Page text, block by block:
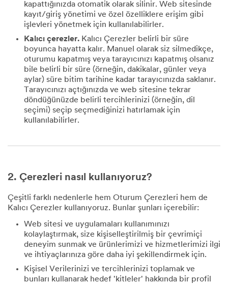
kapattığınızda otomatik olarak silinir. Web sitesinde
kayıt/giriş yönetimi ve özel özelliklere erişim gibi
işlevleri yönetmek için kullanılabilirler.
Kalıcı çerezler. Kalıcı Çerezler belirli bir süre
boyunca hayatta kalır. Manuel olarak siz silmedikçe,
oturumu kapatmış veya tarayıcınızı kapatmış olsanız
bile belirli bir süre (örneğin, dakikalar, günler veya
aylar) süre bitim tarihine kadar tarayıcınızda saklanır.
Tarayıcınızı açtığınızda ve web sitesine tekrar
döndüğünüzde belirli tercihlerinizi (örneğin, dil
seçimi) seçip seçmediğinizi hatırlamak için
kullanılabilirler.
2. Çerezleri nasıl kullanıyoruz?
Çeşitli farklı nedenlerle hem Oturum Çerezleri hem de
Kalıcı Çerezler kullanıyoruz. Bunlar şunları içerebilir:
Web sitesi ve uygulamaları kullanımınızı
kolaylaştırmak, size kişiselleştirilmiş bir çevrimiçi
deneyim sunmak ve ürünlerimizi ve hizmetlerimizi ilgi
ve ihtiyaçlarınıza göre daha iyi şekillendirmek için.
Kişisel Verilerinizi ve tercihlerinizi toplamak ve
bunları kullanarak hedef 'kitleler' hakkında bir profil